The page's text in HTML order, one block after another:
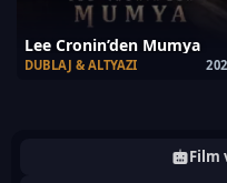
Lee Cronin’den Mumya
DUBLAJ & ALTYAZI
Film